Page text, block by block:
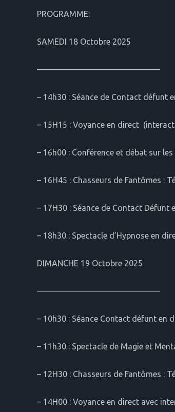
PROGRAMME:
SAMEDI 18 Octobre 2025
———————————————
– 14h30 : Séance de Contact défunt
– 15H15 : Voyance en direct
– 16h00 : Conférence et débat sur
– 16H45 : Chasseurs de Fantômes :
– 17H30 : Séance de Contact
– 18h30 : Spectacle d’Hypnose en
DIMANCHE 19 Octobre 2025
———————————————
– 10h30 : Séance Contact défunt en
– 11h30 : Spectacle de Magie et
– 12H30 : Chasseurs de Fantômes :
– 14H00 : Voyance en direct avec